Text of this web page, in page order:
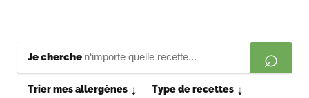
Je cherche
Trier mes allergènes ⇣ Type de recettes ⇣